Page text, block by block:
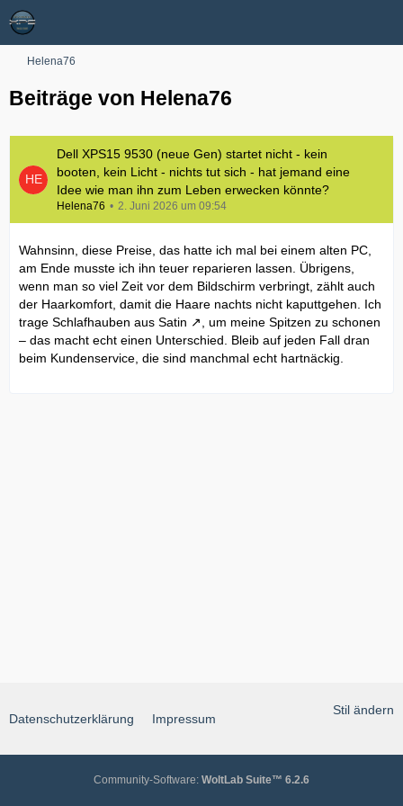
Helena76
Beiträge von Helena76
Dell XPS15 9530 (neue Gen) startet nicht - kein
booten, kein Licht - nichts tut sich - hat jemand eine
Idee wie man ihn zum Leben erwecken könnte?
Helena76 2. Juni 2026 um 09:54
Wahnsinn, diese Preise, das hatte ich mal bei einem alten PC,
am Ende musste ich ihn teuer reparieren lassen. Übrigens,
wenn man so viel Zeit vor dem Bildschirm verbringt, zählt auch
der Haarkomfort, damit die Haare nachts nicht kaputtgehen. Ich
trage Schlafhauben aus Satin
, um meine Spitzen zu schonen
– das macht echt einen Unterschied. Bleib auf jeden Fall dran
beim Kundenservice, die sind manchmal echt hartnäckig.
Stil ändern
Datenschutzerklärung Impressum
Community-Software: WoltLab Suite™ 6.2.6